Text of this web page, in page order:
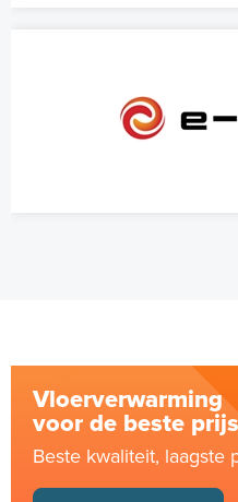
Vloerverwarming
voor de beste
Beste kwaliteit, laagste